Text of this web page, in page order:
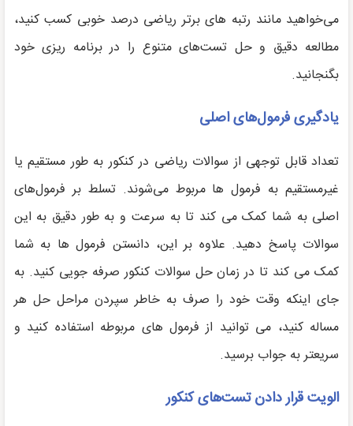
می‌خواهید مانند رتبه های برتر ریاضی درصد خوبی کسب کنید،
مطالعه دقیق و حل تست‌های متنوع را در برنامه ریزی خود
بگنجانید.
یادگیری فرمول‌های اصلی
تعداد قابل توجهی از سوالات ریاضی در کنکور به طور مستقیم یا
غیرمستقیم به فرمول ها مربوط می‌شوند. تسلط بر فرمول‌های
اصلی به شما کمک می کند تا به سرعت و به طور دقیق به این
سوالات پاسخ دهید. علاوه بر این، دانستن فرمول ها به شما
کمک می کند تا در زمان حل سوالات کنکور صرفه جویی کنید. به
جای اینکه وقت خود را صرف به خاطر سپردن مراحل حل هر
مساله کنید، می توانید از فرمول های مربوطه استفاده کنید و
سریعتر به جواب برسید.
الویت قرار دادن تست‌های کنکور